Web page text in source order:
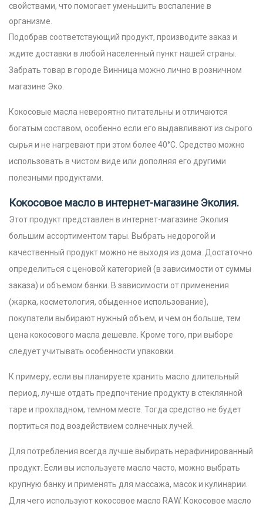
свойствами, что помогает уменьшить воспаление в
организме.
Подобрав соответствующий продукт, производите заказ и
ждите доставки в любой населенный пункт нашей страны.
Забрать товар в городе Винница можно лично в розничном
магазине Эко.
Кокосовые масла невероятно питательны и отличаются
богатым составом, особенно если его выдавливают из сырого
сырья и не нагревают при этом более 40°C. Средство можно
использовать в чистом виде или дополняя его другими
полезными продуктами.
Кокосовое масло в интернет-магазине Эколия.
Этот продукт представлен в интернет-магазине Эколия
большим ассортиментом тары. Выбрать недорогой и
качественный продукт можно не выходя из дома. Достаточно
определиться с ценовой категорией (в зависимости от суммы
заказа) и объемом банки. В зависимости от применения
(жарка, косметология, обыденное использование),
покупатели выбирают нужный объем, и чем он больше, тем
цена кокосового масла дешевле. Кроме того, при выборе
следует учитывать особенности упаковки.
К примеру, если вы планируете хранить масло длительный
период, лучше отдать предпочтение продукту в стеклянной
таре и прохладном, темном месте. Тогда средство не будет
портиться под воздействием солнечных лучей.
Для потребления всегда лучше выбирать нерафинированный
продукт. Если вы используете масло часто, можно выбрать
крупную банку и применять для массажа, масок и кулинарии.
Для чего используют кокосовое масло RAW. Кокосовое масло